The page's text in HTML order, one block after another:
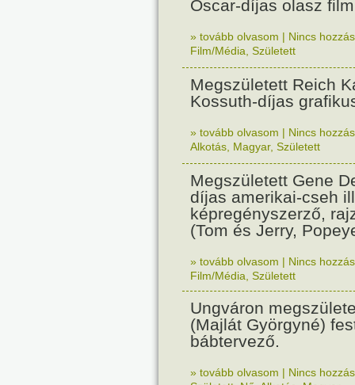
Oscar-díjas olasz
» tovább olvasom | Nincs
Film/Média Született
Megszületett Reich
Kossuth-díjas
» tovább olvasom | Nincs
Alkotás Magyar, Született
Megszületett Gene
díjas amerikai-cseh
képregényszerző,
(Tom és Jerry,
» tovább olvasom | Nincs
Film/Média Született
Ungváron
(Majlát Györgyné)
bábtervező.
» tovább olvasom | Nincs